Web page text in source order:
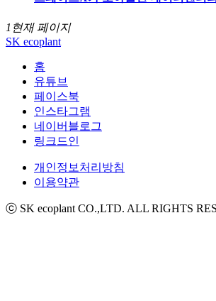
1 현재 페이지
SK ecoplant
홈
유튜브
페이스북
인스타그램
네이버블로그
링크드인
개인정보처리방침
이용약관
ⓒ SK ecoplant CO.,LTD. ALL RIGHTS